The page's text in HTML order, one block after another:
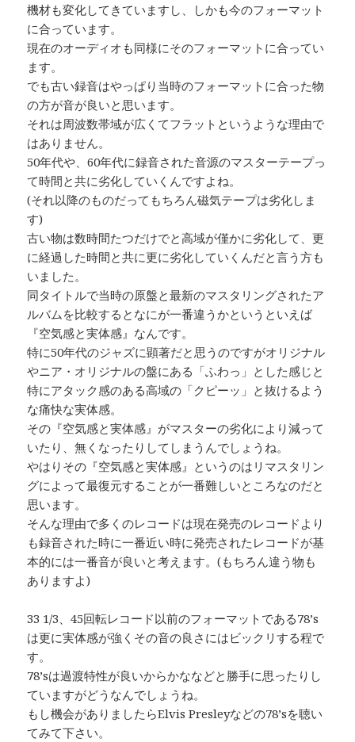
機材も変化してきていますし、しかも今のフォーマット
に合っています。
現在のオーディオも同様にそのフォーマットに合ってい
ます。
でも古い録音はやっぱり当時のフォーマットに合った物
の方が音が良いと思います。
それは周波数帯域が広くてフラットというような理由で
はありません。
50年代や、60年代に録音された音源のマスターテープっ
て時間と共に劣化していくんですよね。
(それ以降のものだってもちろん磁気テープは劣化しま
す)
古い物は数時間たつだけでと高域が僅かに劣化して、更
に経過した時間と共に更に劣化していくんだと言う方も
いました。
同タイトルで当時の原盤と最新のマスタリングされたア
ルバムを比較するとなにが一番違うかというといえば
『空気感と実体感』なんです。
特に50年代のジャズに顕著だと思うのですがオリジナル
やニア・オリジナルの盤にある「ふわっ」とした感じと
特にアタック感のある高域の「クピーッ」と抜けるよう
な痛快な実体感。
その『空気感と実体感』がマスターの劣化により減って
いたり、無くなったりしてしまうんでしょうね。
やはりその『空気感と実体感』というのはリマスタリン
グによって最復元することが一番難しいところなのだと
思います。
そんな理由で多くのレコードは現在発売のレコードより
も録音された時に一番近い時に発売されたレコードが基
本的には一番音が良いと考えます。(もちろん違う物も
ありますよ)
33 1/3、45回転レコード以前のフォーマットである78’s
は更に実体感が強くその音の良さにはビックリする程で
す。
78’sは過渡特性が良いからかななどと勝手に思ったりし
ていますがどうなんでしょうね。
もし機会がありましたらElvis Presleyなどの78’sを聴い
てみて下さい。